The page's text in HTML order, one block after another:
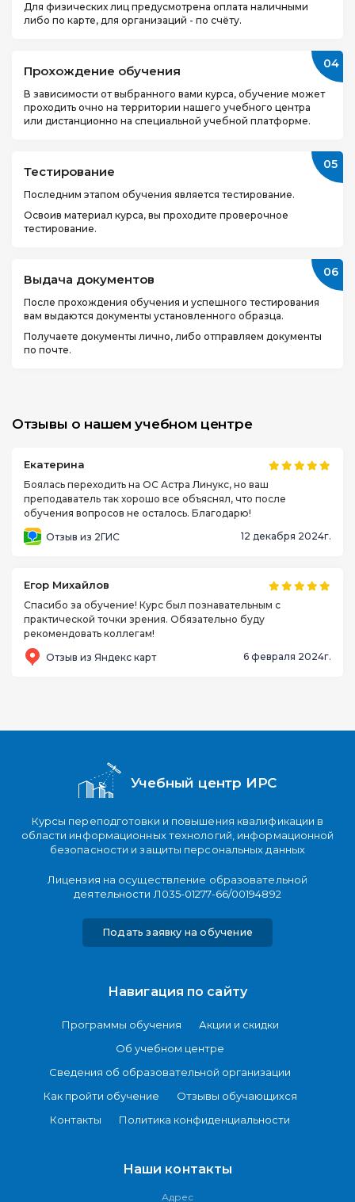
Для физических лиц предусмотрена оплата наличными
либо по карте, для организаций - по счёту.
04
Прохождение обучения
В зависимости от выбранного вами курса, обучение может
проходить очно на территории нашего учебного центра
или дистанционно на специальной учебной платформе.
05
Тестирование
Последним этапом обучения является тестирование.
Освоив материал курса, вы проходите проверочное
тестирование.
06
Выдача документов
После прохождения обучения и успешного тестирования
вам выдаются документы установленного образца.
Получаете документы лично, либо отправляем документы
по почте.
Отзывы о нашем учебном центре
Екатерина
Боялась переходить на ОС Астра Линукс, но ваш
преподаватель так хорошо все объяснял, что после
обучения вопросов не осталось. Благодарю!
Отзыв из 2ГИС
12 декабря 2024г.
Егор Михайлов
Спасибо за обучение! Курс был познавательным с
практической точки зрения. Обязательно буду
рекомендовать коллегам!
Отзыв из Яндекс карт
6 февраля 2024г.
Учебный центр ИРС
Курсы переподготовки и повышения квалификации в
области информационных технологий, информационной
безопасности и защиты персональных данных
Лицензия на осуществление образовательной
деятельности Л035-01277-66/00194892
Подать заявку на обучение
Навигация по сайту
Программы обучения
Акции и скидки
Об учебном центре
Сведения об образовательной организации
Как пройти обучение
Отзывы обучающихся
Контакты
Политика конфиденциальности
Наши контакты
Адрес